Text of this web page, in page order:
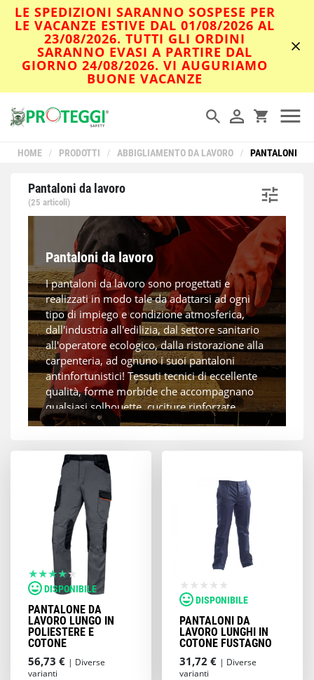
LE SPEDIZIONI SARANNO SOSPESE PER
LE VACANZE ESTIVE DAL 01/08/2026 AL
23/08/2026. TUTTI GLI ORDINI
SARANNO EVASI A PARTIRE DAL
GIORNO 24/08/2026. VI AUGURIAMO
BUONE VACANZE
HOME / PRODOTTI / ABBIGLIAMENTO DA LAVORO / PANTALONI
Pantaloni da lavoro
(25 articoli)
Pantaloni da lavoro
I pantaloni da lavoro sono progettati e
realizzati in modo tale da adattarsi ad ogni
tipo di impiego e condizione atmosferica,
dall'industria all'edilizia, dal settore sanitario
all'operatore ecologico, dalla ristorazione alla
carpenteria, ad ognuno i suoi pantaloni
antinfortunistici! Tessuti tecnici di eccellente
qualità, forme morbide che accompagnano
qualsiasi solhouette, cuciture rinforzate,
ginocchia sagomate, elasticità e robustezza,
urti, grande comodità e stile alla moda,
imbottiti e caldi per l'inverno, molto leggeri e
traspiranti per l'estate, più morbidi per
l'uomo, più aderenti per la donna... queste
sono le caratteristiche dei tantissimi modelli
di pantaloni da lavoro disponibili nel nostro
catalogo online, i migliori marchi scelti per voi
da Proteggi.
Disponibili in tutte le taglie.
DISPONIBILE
PANTALONE DA
LAVORO LUNGO IN
POLIESTERE E
COTONE
56,73 € | Diverse
varianti
DISPONIBILE
PANTALONI DA
LAVORO LUNGHI IN
COTONE FUSTAGNO
31,72 € | Diverse
varianti